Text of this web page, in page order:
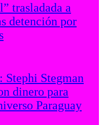
trasladada a
detención por
Stegman
dinero para
Paraguay